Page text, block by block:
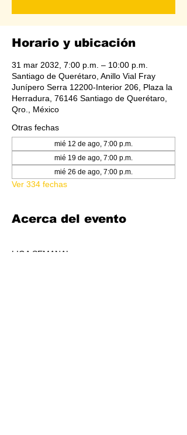
Horario y ubicación
31 mar 2032, 7:00 p.m. – 10:00 p.m.
Santiago de Querétaro, Anillo Vial Fray
Junípero Serra 12200-Interior 206, Plaza la
Herradura, 76146 Santiago de Querétaro,
Qro., México
Otras fechas
mié 12 de ago, 7:00 p.m.
mié 19 de ago, 7:00 p.m.
mié 26 de ago, 7:00 p.m.
Ver 334 fechas
Acerca del evento
LIGA SEMANAL